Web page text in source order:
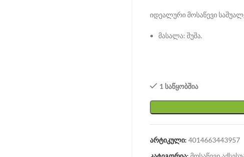
იდეალური მოსაწევი
მასალა: შუშა.
1 საწყობშია
არტიკული: 4014663443957